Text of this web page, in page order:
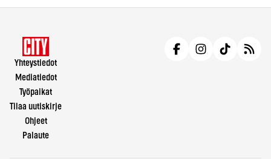
Yhteystiedot
Mediatiedot
Työpaikat
Tilaa uutiskirje
Ohjeet
Palaute